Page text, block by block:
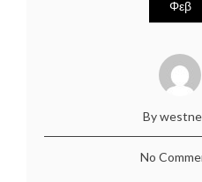
Φεβ
By
No